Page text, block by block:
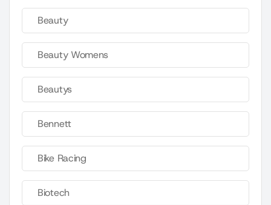
Beauty
Beauty Womens
Beautys
Bennett
Bike Racing
Biotech